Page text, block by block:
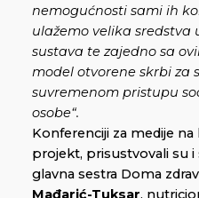
nemogućnosti sami ih
ulažemo velika sredstva
sustava te zajedno sa
model otvorene skrbi za
suvremenom pristupu
osobe“.
Konferenciji za medije
projekt, prisustvovali su
glavna sestra Doma